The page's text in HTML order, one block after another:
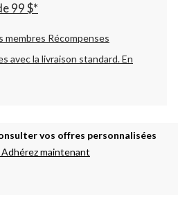
99 $*
Récompenses
avec la livraison standard.En
vos offres personnalisées
Adhérez maintenant